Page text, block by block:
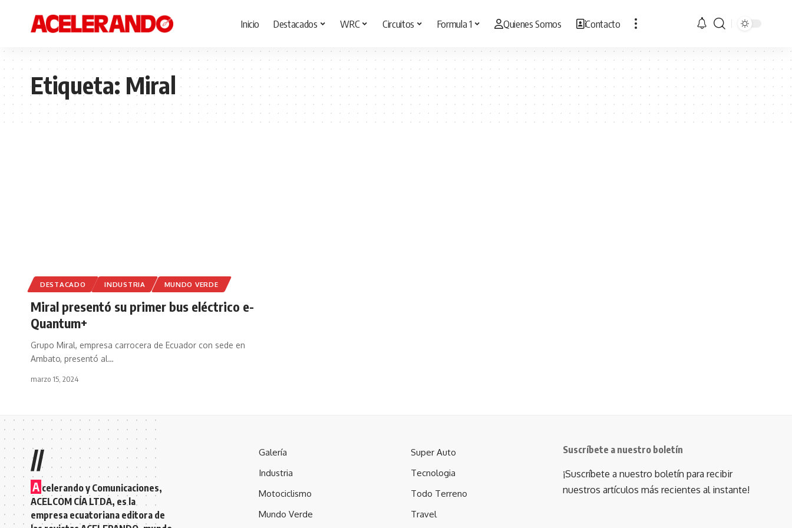
Inicio Destacados WRC Circuitos Formula 1 Quienes Somos Contacto
Etiqueta: Miral
DESTACADO INDUSTRIA MUNDO VERDE
Miral presentó su primer bus eléctrico e-
Quantum+
Grupo Miral, empresa carrocera de Ecuador con sede en
Ambato, presentó al…
marzo 15, 2024
//
A celerando y Comunicaciones,
ACELCOM CÍA LTDA, es la
empresa ecuatoriana editora de
Galería
Industria
Motociclismo
Mundo Verde
Super Auto
Tecnologia
Todo Terreno
Travel
Suscríbete a nuestro boletín
¡Suscríbete a nuestro boletín para recibir
nuestros artículos más recientes al instante!